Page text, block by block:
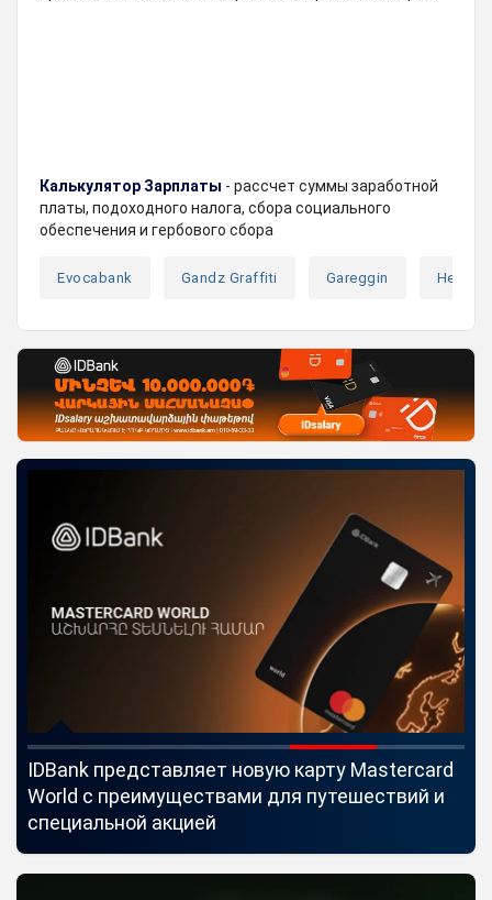
Калькулятор Зарплаты - рассчет суммы заработной
платы, подоходного налога, сбора социального
обеспечения и гербового сбора
Evocabank Gandz Graffiti Gareggin
IDBank представляет новую карту Mastercard
World с преимуществами для путешествий и
специальной акцией